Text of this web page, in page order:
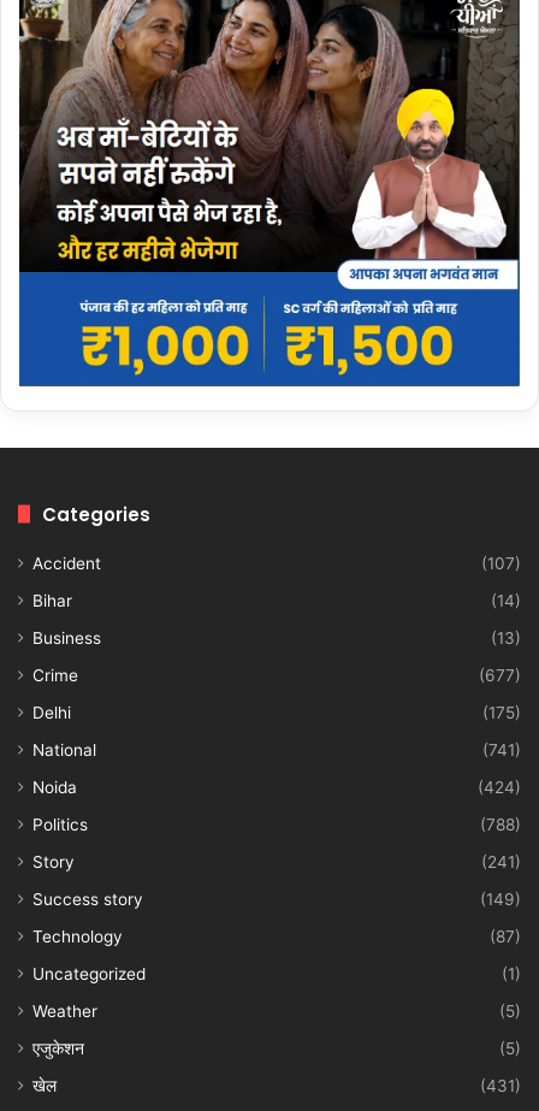
Categories
Accident
(107)
Bihar
(14)
Business
(13)
Crime
(677)
Delhi
(175)
National
(741)
Noida
(424)
Politics
(788)
Story
(241)
Success story
(149)
Technology
(87)
Uncategorized
(1)
Weather
(5)
एजुकेशन
(5)
खेल
(431)